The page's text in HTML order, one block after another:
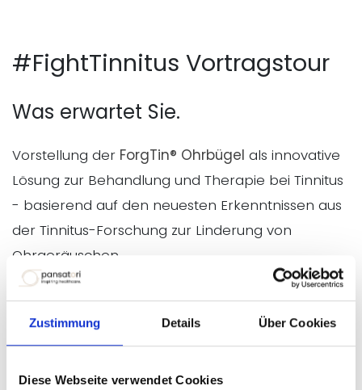
Zustimmung Details Über Cookies
Diese Webseite verwendet Cookies
#FightTinnitus Vortragstour
Was erwartet Sie.
Vorstellung der ForgTin® Ohrbügel als innovative
Lösung zur Behandlung und Therapie bei Tinnitus
- basierend auf den neuesten Erkenntnissen aus
der Tinnitus-Forschung zur Linderung von
Ohrgeräuschen.
Vorstellung von Ursachen und
Behandlungsmethoden, sowie die
Rolle von
Mikronährstoffen- ein ganzheitlicher Ansatz zur